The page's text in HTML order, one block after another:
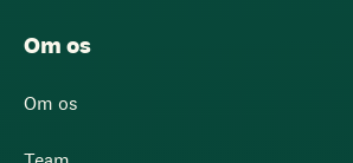
Om os
Om os